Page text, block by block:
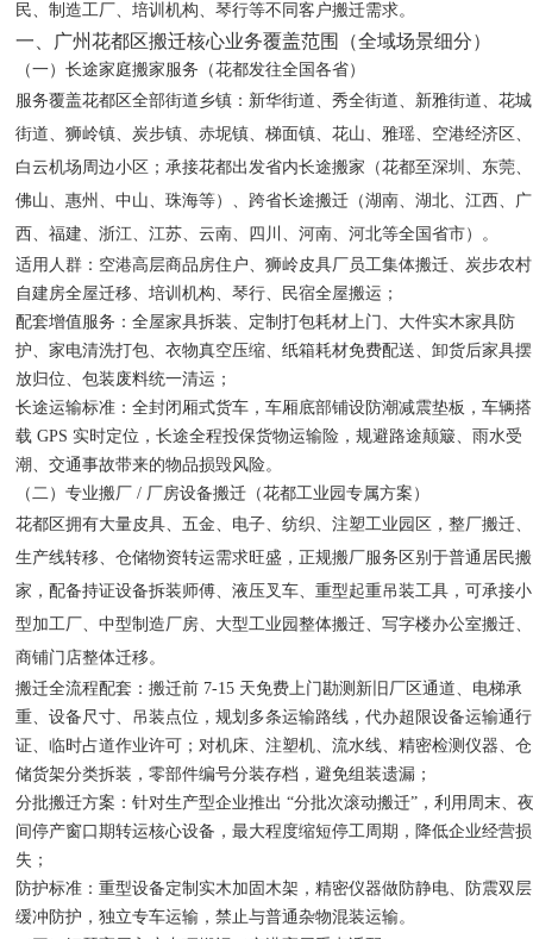
民、制造工厂、培训机构、琴行等不同客户搬迁需求。
一、广州花都区搬迁核心业务覆盖范围（全域场景细分）
（一）长途家庭搬家服务（花都发往全国各省）
服务覆盖花都区全部街道乡镇：新华街道、秀全街道、新雅街道、花城
街道、狮岭镇、炭步镇、赤坭镇、梯面镇、花山、雅瑶、空港经济区、
白云机场周边小区；承接花都出发省内长途搬家（花都至深圳、东莞、
佛山、惠州、中山、珠海等）、跨省长途搬迁（湖南、湖北、江西、广
西、福建、浙江、江苏、云南、四川、河南、河北等全国省市）。
适用人群：空港高层商品房住户、狮岭皮具厂员工集体搬迁、炭步农村
自建房全屋迁移、培训机构、琴行、民宿全屋搬运；
配套增值服务：全屋家具拆装、定制打包耗材上门、大件实木家具防
护、家电清洗打包、衣物真空压缩、纸箱耗材免费配送、卸货后家具摆
放归位、包装废料统一清运；
长途运输标准：全封闭厢式货车，车厢底部铺设防潮减震垫板，车辆搭
载 GPS 实时定位，长途全程投保货物运输险，规避路途颠簸、雨水受
潮、交通事故带来的物品损毁风险。
（二）专业搬厂 / 厂房设备搬迁（花都工业园专属方案）
花都区拥有大量皮具、五金、电子、纺织、注塑工业园区，整厂搬迁、
生产线转移、仓储物资转运需求旺盛，正规搬厂服务区别于普通居民搬
家，配备持证设备拆装师傅、液压叉车、重型起重吊装工具，可承接小
型加工厂、中型制造厂房、大型工业园整体搬迁、写字楼办公室搬迁、
商铺门店整体迁移。
搬迁全流程配套：搬迁前 7-15 天免费上门勘测新旧厂区通道、电梯承
重、设备尺寸、吊装点位，规划多条运输路线，代办超限设备运输通行
证、临时占道作业许可；对机床、注塑机、流水线、精密检测仪器、仓
储货架分类拆装，零部件编号分装存档，避免组装遗漏；
分批搬迁方案：针对生产型企业推出 “分批次滚动搬迁”，利用周末、
间停产窗口期转运核心设备，最大程度缩短停工周期，降低企业经营损
失；
防护标准：重型设备定制实木加固木架，精密仪器做防静电、防震双层
缓冲防护，独立专车运输，禁止与普通杂物混装运输。